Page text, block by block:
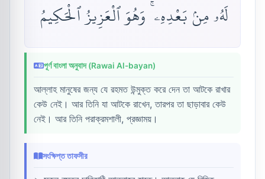
لَهُۥ مِنۢ بَعْدِهِۦ ۚ وَهُوَ ٱلْعَزِيزُ ٱلْحَكِيمُ
পূর্ণ বাংলা অনুবাদ (Rawai Al-bayan)
আল্লাহ মানুষের জন্য যে রহমত উন্মুক্ত করে দেন তা আটকে রাখার
কেউ নেই। আর তিনি যা আটকে রাখেন, তারপর তা ছাড়াবার কেউ
নেই। আর তিনি পরাক্রমশালী, প্রজ্ঞাময়।
সংক্ষিপ্ত তাফসীর